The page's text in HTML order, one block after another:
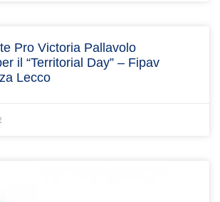
Pro Victoria Pallavolo
il “Territorial Day” – Fipav
Lecco